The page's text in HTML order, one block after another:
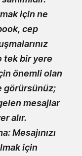
için ne
cep
tek bir yere
önemli olan
görürsünüz;
mesajlar
alır.
Mesajınızı
için